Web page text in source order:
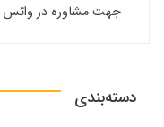
جهت مشاوره در واتس
دسته‌بندی